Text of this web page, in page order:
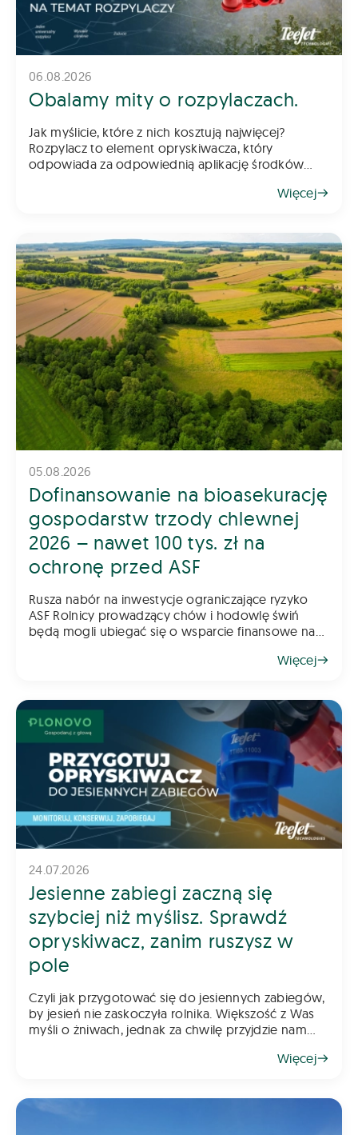
06.08.2026
Obalamy mity o rozpylaczach.
Jak myślicie, które z nich kosztują najwięcej?
Rozpylacz to element opryskiwacza, który
odpowiada za odpowiednią aplikację środków
Więcej
05.08.2026
Dofinansowanie na bioasekurację
gospodarstw trzody chlewnej
2026 – nawet 100 tys. zł na
ochronę przed ASF
Rusza nabór na inwestycje ograniczające ryzyko
ASF Rolnicy prowadzący chów i hodowlę świń
będą mogli ubiegać się o wsparcie finansowe na
gospodarstwa. Pomoc ma na celu ograniczenie
Więcej
24.07.2026
Jesienne zabiegi zaczną się
szybciej niż myślisz. Sprawdź
opryskiwacz, zanim ruszysz w
pole
Czyli jak przygotować się do jesiennych zabiegów,
by jesień nie zaskoczyła rolnika. Większość z Was
myśli o żniwach, jednak za chwilę przyjdzie nam
rzepak wymaga już wczesnej ochrony, a w kole
Więcej